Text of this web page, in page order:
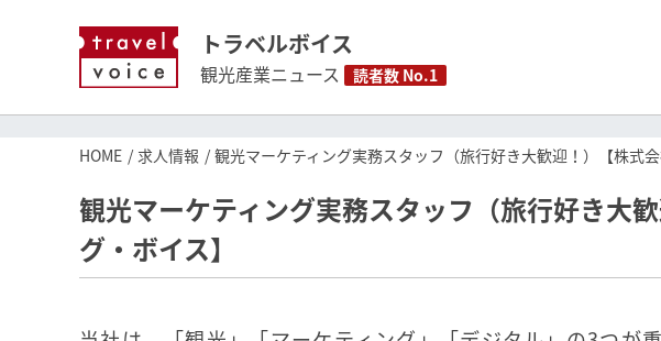
トラベルボイス
観光産業ニュース 読者数 No.1
HOME 求人情報 観光マーケティング実務スタッフ（旅行好き大歓迎！）【株式会
観光マーケティング実務スタッフ（旅行好き大
グ・ボイス】